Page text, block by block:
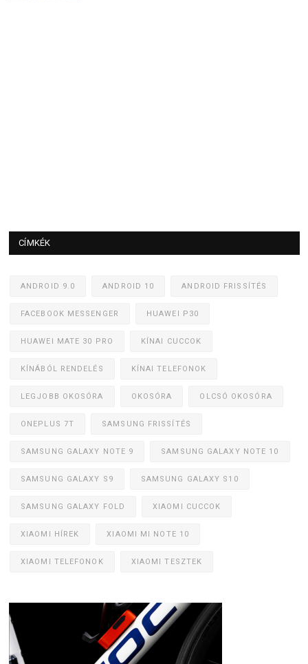
CÍMKÉK
ANDROID 9.0 ANDROID 10 ANDROID FRISSÍTÉS
FACEBOOK MESSENGER HUAWEI P30
HUAWEI MATE 30 PRO KÍNAI CUCCOK
KÍNÁBÓL RENDELÉS KÍNAI TELEFONOK
LEGJOBB OKOSÓRA OKOSÓRA OLCSÓ OKOSÓRA
ONEPLUS 7T SAMSUNG FRISSÍTÉS
SAMSUNG GALAXY NOTE 9 SAMSUNG GALAXY NOTE 10
SAMSUNG GALAXY S9 SAMSUNG GALAXY S10
SAMSUNG GALAXY FOLD XIAOMI CUCCOK
XIAOMI HÍREK XIAOMI MI NOTE 10
XIAOMI TELEFONOK XIAOMI TESZTEK